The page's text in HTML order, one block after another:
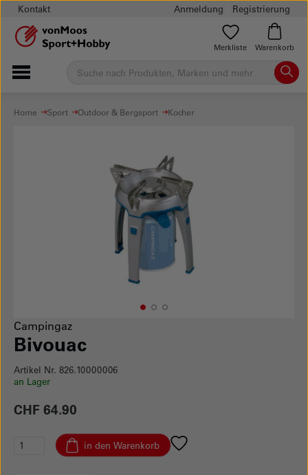
Kontakt Anmeldung Registrierung
Merkliste Warenkorb
Home Sport Outdoor & Bergsport Kocher
1Current Item
2 3
Campingaz
Bivouac
Artikel Nr. 826.10000006
an Lager
CHF 64.90
in den Warenkorb